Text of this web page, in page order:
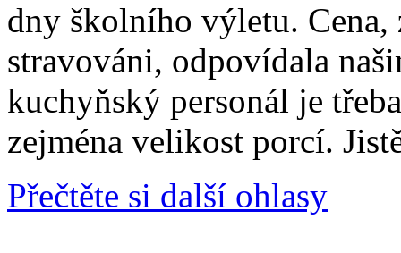
dny školního výletu.
stravováni, odpovídala
kuchyňský personál je
zejména velikost porcí.
Přečtěte si další ohlasy